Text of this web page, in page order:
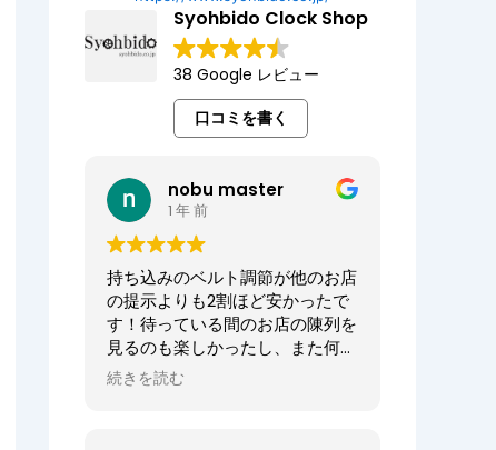
Syohbido Clock Shop
38 Google レビュー
口コミを書く
nobu master
1 年 前
持ち込みのベルト調節が他のお店
の提示よりも2割ほど安かったで
す！待っている間のお店の陳列を
見るのも楽しかったし、また何か
あればお願いしたいお店でした。
続きを読む